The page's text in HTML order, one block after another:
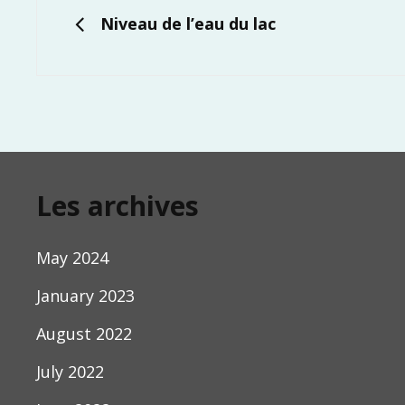
navigation
PREVIOUS
Niveau de l’eau du lac
Les archives
May 2024
January 2023
August 2022
July 2022